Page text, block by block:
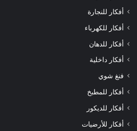
أفكار للنجارة
أفكار للكهرباء
أفكار للدهان
أفكار داخلية
فنغ شوي
أفكار للمطبخ
أفكار للديكور
أفكار للأرضيات